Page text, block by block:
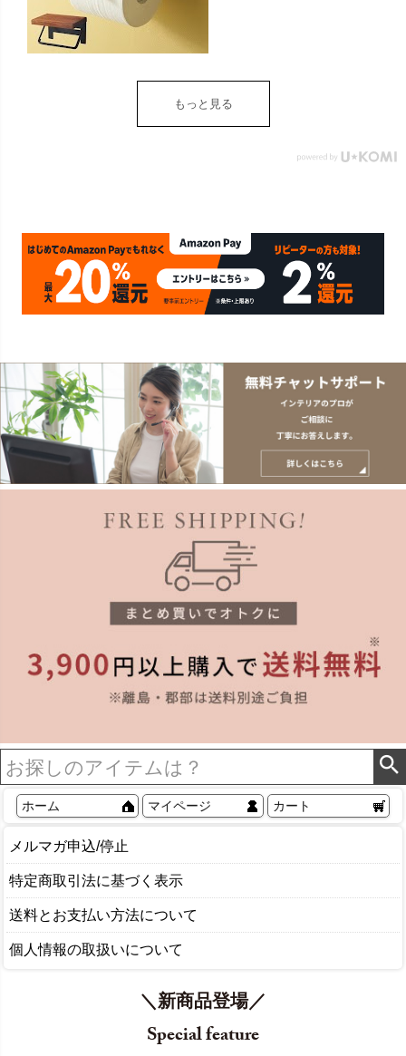
ダー 収納 DIY アンティー
ク ヴィンテージ ナチュラ
リア アジアン [84302] ホ
もっと見る
ホーム マイページ カート
メルマガ申込/停止
特定商取引法に基づく表示
送料とお支払い方法について
個人情報の取扱いについて
＼新商品登場／
Special feature